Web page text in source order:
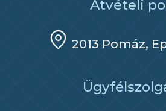
Átvételi
2013 Pomáz,